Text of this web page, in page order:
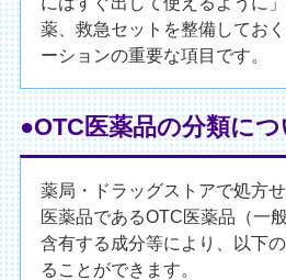
薬、救急セットを整備してお
ーションの重要な項目です。
●OTC医薬品の分類に
薬局・ドラッグストアで処方
医薬品であるOTC医薬品（一
含有する成分等により、以下
ることができます。